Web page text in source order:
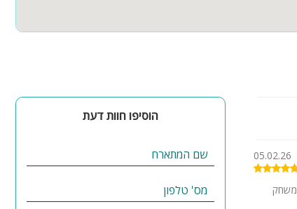
05.02.26
הוסיפו חוות דעת
שם המתארח
מס' טלפון